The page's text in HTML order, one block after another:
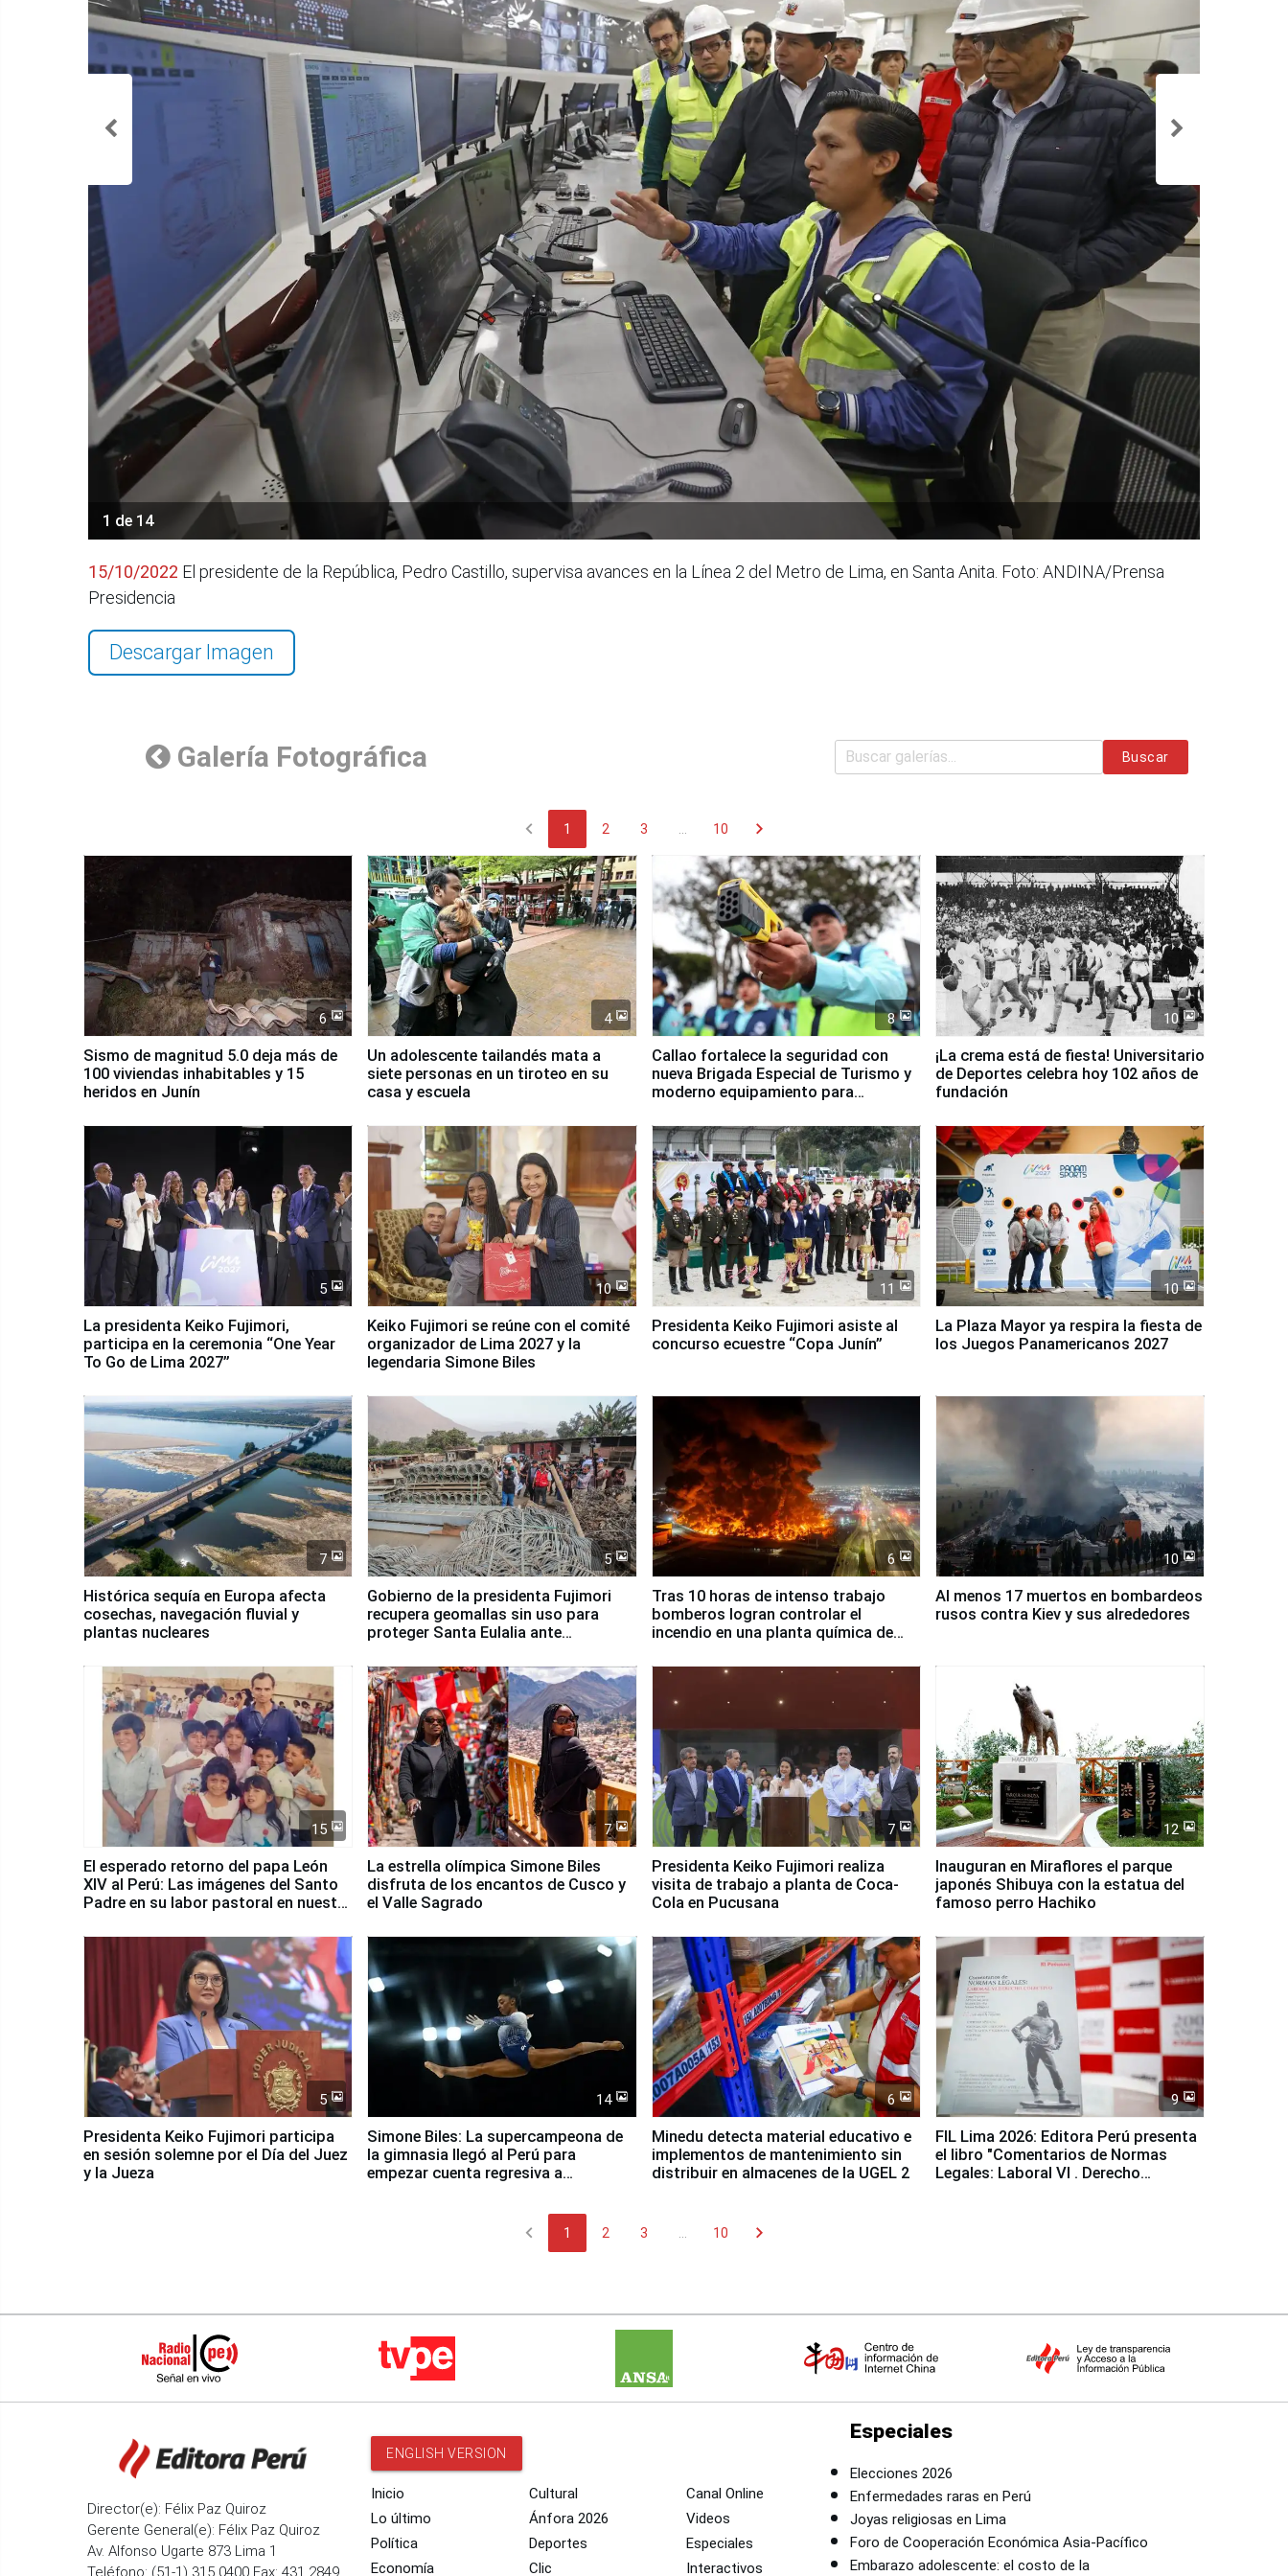
1 de 14
15/10/2022 El presidente de la República, Pedro Castillo, supervisa avances en la Línea 2 del Metro de Lima, en Santa Anita. Foto: ANDINA/Prensa
Presidencia
Descargar Imagen
Galería Fotográfica Buscar
chevron_left 1 2 3 10 chevron_right
6
Sismo de magnitud 5.0 deja más de
100 viviendas inhabitables y 15
heridos en Junín
4
Un adolescente tailandés mata a
siete personas en un tiroteo en su
casa y escuela
8
Callao fortalece la seguridad con
nueva Brigada Especial de Turismo y
moderno equipamiento para
10
¡La crema está de fiesta! Universitario
de Deportes celebra hoy 102 años de
fundación
5
La presidenta Keiko Fujimori,
participa en la ceremonia “One Year
To Go de Lima 2027”
10
Keiko Fujimori se reúne con el comité
organizador de Lima 2027 y la
legendaria Simone Biles
11
Presidenta Keiko Fujimori asiste al
concurso ecuestre “Copa Junín”
10
La Plaza Mayor ya respira la fiesta de
los Juegos Panamericanos 2027
7
Histórica sequía en Europa afecta
cosechas, navegación fluvial y
plantas nucleares
5
Gobierno de la presidenta Fujimori
recupera geomallas sin uso para
proteger Santa Eulalia ante
6
Tras 10 horas de intenso trabajo
bomberos logran controlar el
incendio en una planta química de
10
Al menos 17 muertos en bombardeos
rusos contra Kiev y sus alrededores
15
El esperado retorno del papa León
XIV al Perú: Las imágenes del Santo
Padre en su labor pastoral en nuestro
7
La estrella olímpica Simone Biles
disfruta de los encantos de Cusco y
el Valle Sagrado
7
Presidenta Keiko Fujimori realiza
visita de trabajo a planta de Coca-
Cola en Pucusana
12
Inauguran en Miraflores el parque
japonés Shibuya con la estatua del
famoso perro Hachiko
5
Presidenta Keiko Fujimori participa
en sesión solemne por el Día del Juez
y la Jueza
14
Simone Biles: La supercampeona de
la gimnasia llegó al Perú para
empezar cuenta regresiva a
6
Minedu detecta material educativo e
implementos de mantenimiento sin
distribuir en almacenes de la UGEL 2
9
FIL Lima 2026: Editora Perú presenta
el libro "Comentarios de Normas
Legales: Laboral Vl . Derecho
chevron_left 1 2 3 10 chevron_right
Director(e): Félix Paz Quiroz
Gerente General(e): Félix Paz Quiroz
Av. Alfonso Ugarte 873 Lima 1
Teléfono: (51-1) 315 0400 Fax: 431 2849
ENGLISH VERSION
Inicio
Lo último
Política
Economía
Cultural
Ánfora 2026
Deportes
Clic
Canal Online
Videos
Especiales
Interactivos
Especiales
Elecciones 2026
Enfermedades raras en Perú
Joyas religiosas en Lima
Foro de Cooperación Económica Asia-Pacífico
Embarazo adolescente: el costo de la